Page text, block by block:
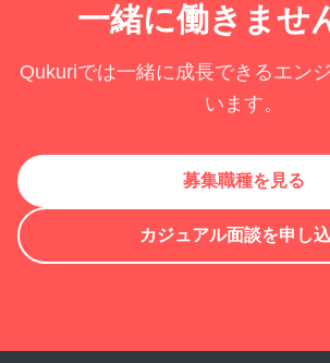
一緒に働きませ
Qukuriでは一緒に成長できるエン
います。
募集職種を見る
カジュアル面談を申し